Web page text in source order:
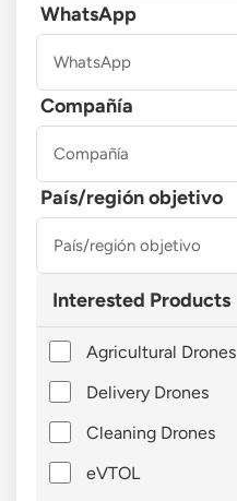
WhatsApp
Compañía
País/región objetivo
Interested Products
Agricultural Drones
Delivery Drones
Cleaning Drones
eVTOL